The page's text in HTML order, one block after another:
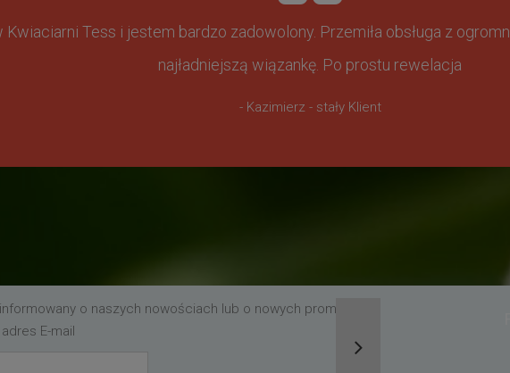
Kwiaciarni Tess i jestem bardzo zadowolony. Przemiła obsługa z
najładniejszą wiązankę. Po prostu rewelacja
- Kazimierz - stały Klient
o naszych nowościach lub o nowych promocjach,
E-mail